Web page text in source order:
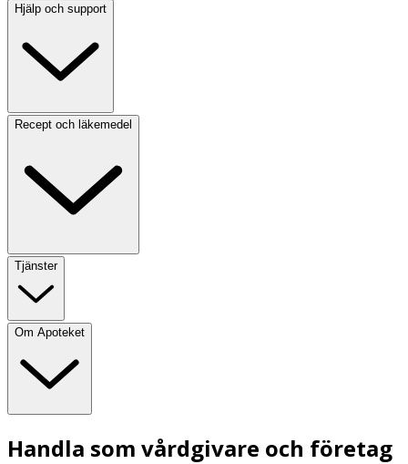
Hjälp och support
Recept och läkemedel
Tjänster
Om Apoteket
Handla som vårdgivare och företag